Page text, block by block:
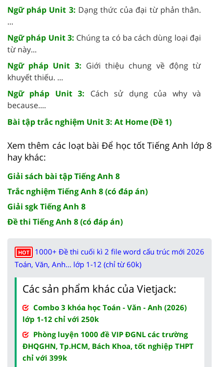
Ngữ pháp Unit 3: Dạng thức của đại từ phản thân.
...
Ngữ pháp Unit 3: Chúng ta có ba cách dùng loại đại
từ này...
Ngữ pháp Unit 3: Giới thiệu chung về động từ
khuyết thiếu. ...
Ngữ pháp Unit 3: Cách sử dụng của why và
because....
Bài tập trắc nghiệm Unit 3: At Home (Đề 1)
Xem thêm các loạt bài Để học tốt Tiếng Anh lớp 8
hay khác:
Giải sách bài tập Tiếng Anh 8
Trắc nghiệm Tiếng Anh 8 (có đáp án)
Giải sgk Tiếng Anh 8
Đề thi Tiếng Anh 8 (có đáp án)
HOT
1000+ Đề thi cuối kì 2 file word cấu trúc mới 2026
Toán, Văn, Anh... lớp 1-12 (chỉ từ 60k)
Các sản phẩm khác của Vietjack:
Combo 3 khóa học Toán - Văn - Anh (2026)
lớp 1-12 chỉ với 250k
Phòng luyện 1000 đề VIP ĐGNL các trường
ĐHQGHN, Tp.HCM, Bách Khoa, tốt nghiệp THPT
chỉ với 399k